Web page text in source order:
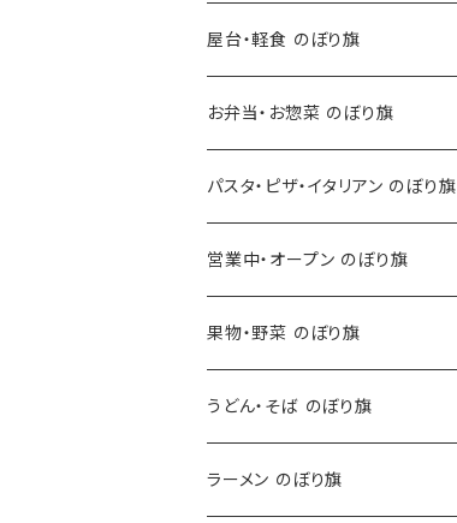
屋台・軽食 のぼり旗
お弁当・お惣菜 のぼり旗
パスタ・ピザ・イタリアン のぼり旗
営業中・オープン のぼり旗
果物・野菜 のぼり旗
うどん・そば のぼり旗
ラーメン のぼり旗